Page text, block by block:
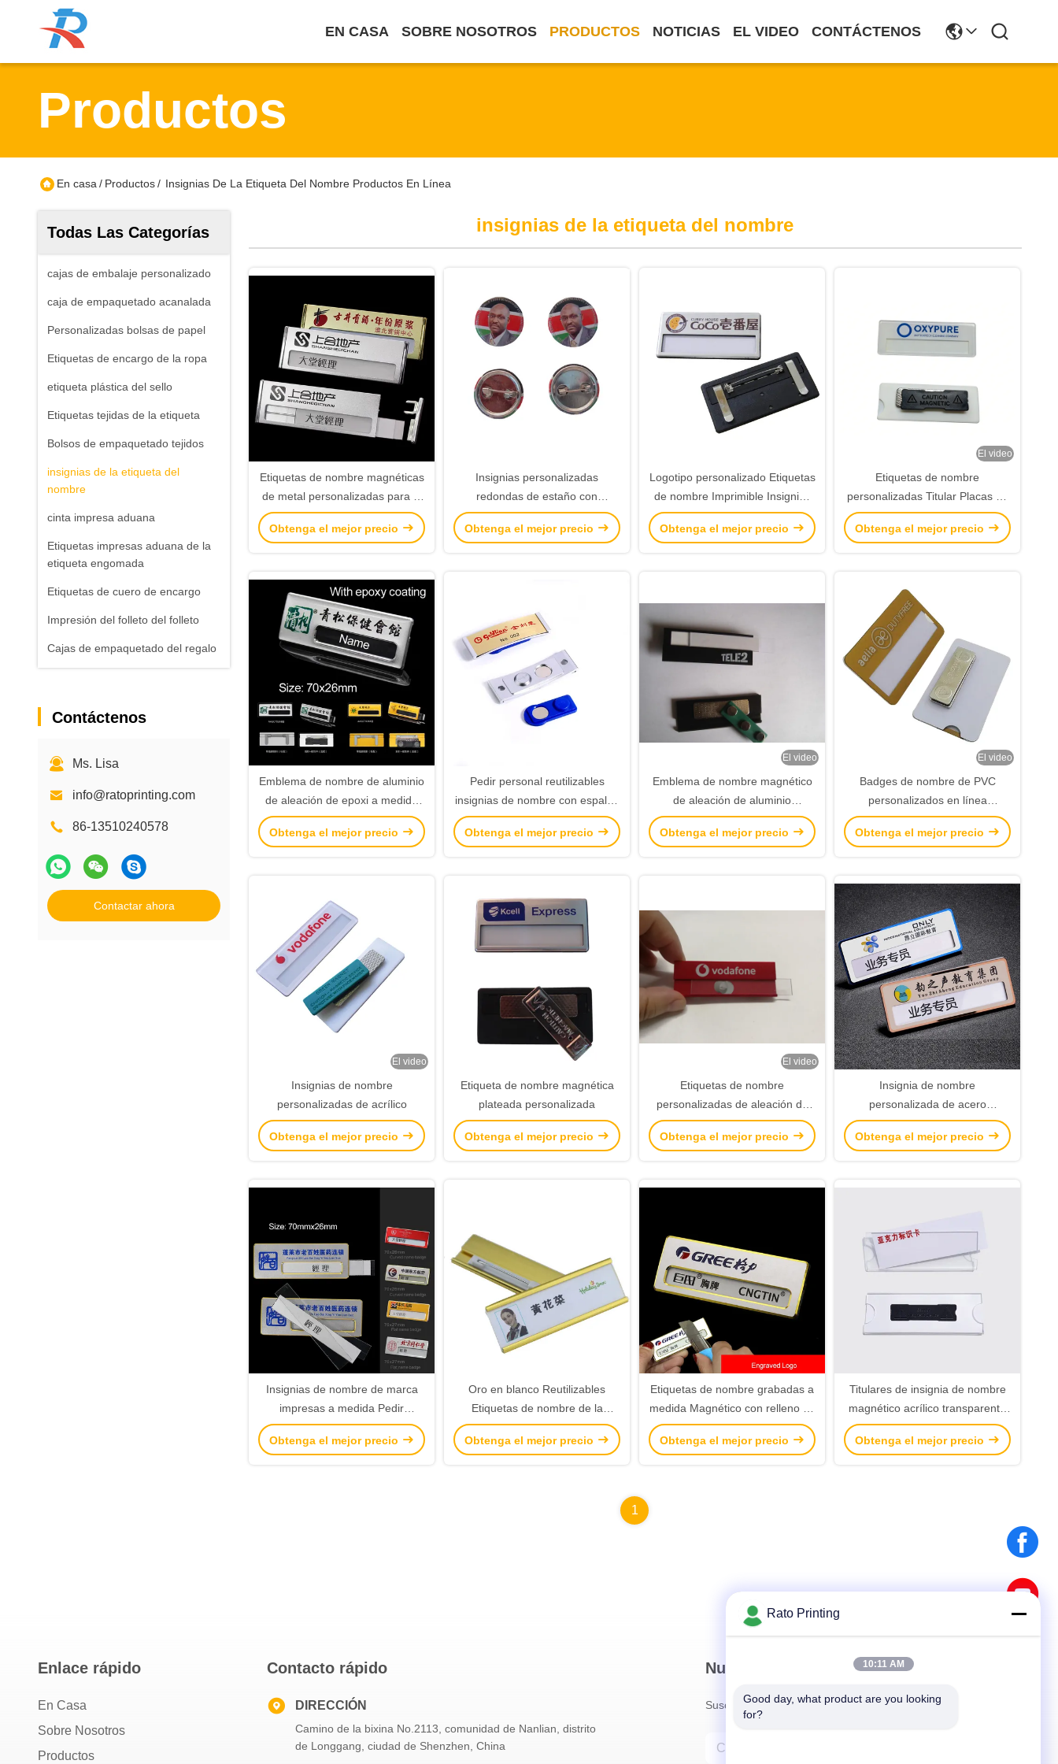
EN CASA SOBRE NOSOTROS PRODUCTOS NOTICIAS EL VIDEO CONTÁCTENOS
Productos
En casa / Productos/ Insignias De La Etiqueta Del Nombre Productos En Línea
Todas Las Categorías
cajas de embalaje personalizado
caja de empaquetado acanalada
Personalizadas bolsas de papel
Etiquetas de encargo de la ropa
etiqueta plástica del sello
Etiquetas tejidas de la etiqueta
Bolsos de empaquetado tejidos
insignias de la etiqueta del
nombre
cinta impresa aduana
Etiquetas impresas aduana de la
etiqueta engomada
Etiquetas de cuero de encargo
Impresión del folleto del folleto
Cajas de empaquetado del regalo
Contáctenos
Ms. Lisa
info@ratoprinting.com
86-13510240578
Contactar ahora
insignias de la etiqueta del nombre
Etiquetas de nombre magnéticas
de metal personalizadas para el
pedido de trabajo
Obtenga el mejor precio
Insignias personalizadas
redondas de estaño con
respaldo de seguridad Insignias
promocionales de botón de metal
Obtenga el mejor precio
Logotipo personalizado Etiquetas
de nombre Imprimible Insignias
personalizadas de nombre con
pin de seguridad para
Obtenga el mejor precio
El video
Etiquetas de nombre
personalizadas Titular Placas de
nombre magnéticas Personal
Nombre de insignia con logotipo
Obtenga el mejor precio
Emblema de nombre de aluminio
de aleación de epoxi a medida
Marca de etiquetas de nombre
con ventana de nombre
Obtenga el mejor precio
Pedir personal reutilizables
insignias de nombre con espalda
magnética Etiquetas de nombre
uniformes para eventos
Obtenga el mejor precio
El video
Emblema de nombre magnético
de aleación de aluminio
personalizado con logotipo de
impresión de etiquetas de
Obtenga el mejor precio
El video
Badges de nombre de PVC
personalizados en línea
Etiquetas de nombre de plástico
magnético con obras de arte
Obtenga el mejor precio
El video
Insignias de nombre
personalizadas de acrílico
Obtenga el mejor precio
Etiqueta de nombre magnética
plateada personalizada
Obtenga el mejor precio
El video
Etiquetas de nombre
personalizadas de aleación de
aluminio
Obtenga el mejor precio
Insignia de nombre
personalizada de acero
inoxidable con logotipo e inserto
reemplazable, fabricante de
Obtenga el mejor precio
Insignias de nombre de marca
impresas a medida Pedir
personal etiquetas de nombre en
línea con ventana de nombre
Obtenga el mejor precio
Oro en blanco Reutilizables
Etiquetas de nombre de la
enfermera insignia de nombre
con alfiler de seguridad
Obtenga el mejor precio
Etiquetas de nombre grabadas a
medida Magnético con relleno de
color del logotipo Reutilizable
Metal insignias de nombre
Obtenga el mejor precio
Titulares de insignia de nombre
magnético acrílico transparente
con papel de inserción etiquetas
de nombre de empresa
Obtenga el mejor precio
1
Enlace rápido
En Casa
Sobre Nosotros
Productos
Contacto rápido
DIRECCIÓN
Camino de la bixina No.2113, comunidad de Nanlian, distrito
de Longgang, ciudad de Shenzhen, China
Nuestro boletín
Suscríbete a nuestro boletín para obtener descuentos y más.
Rato Printing
10:11 AM
Good day, what product are you looking
for?